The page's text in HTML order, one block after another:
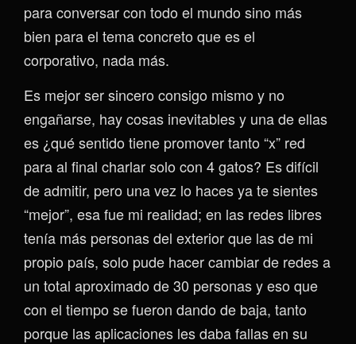
para conversar con todo el mundo sino más
bien para el tema concreto que es el
corporativo, nada más.
Es mejor ser sincero consigo mismo y no
engañarse, hay cosas inevitables y una de ellas
es ¿qué sentido tiene promover tanto “x” red
para al final charlar solo con 4 gatos? Es difícil
de admitir, pero una vez lo haces ya te sientes
“mejor”, esa fue mi realidad; en las redes libres
tenía más personas del exterior que las de mi
propio país, solo pude hacer cambiar de redes a
un total aproximado de 30 personas y eso que
con el tiempo se fueron dando de baja, tanto
porque las aplicaciones les daba fallas en su